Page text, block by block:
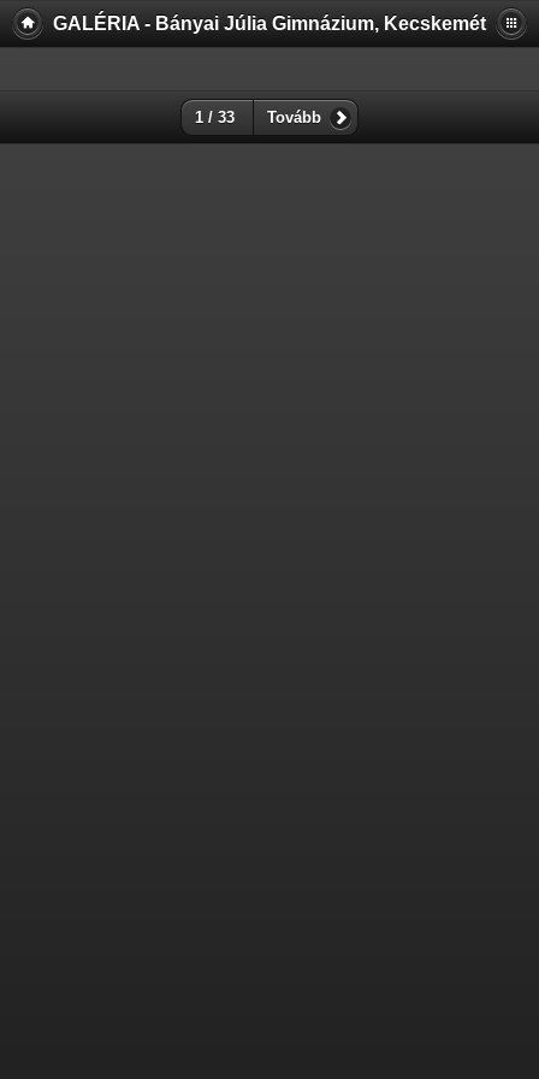
GALÉRIA - Bányai Júlia Gimnázium, Kecskemét
1 / 33 Tovább